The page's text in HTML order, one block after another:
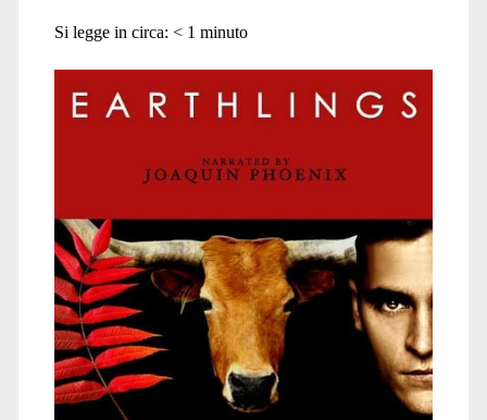
Phoenix</span>
Si legge in circa: < 1 minuto